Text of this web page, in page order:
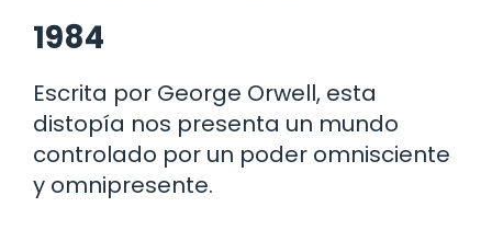
1984
Escrita por George Orwell, esta
distopía nos presenta un mundo
controlado por un poder omnisciente
y omnipresente.